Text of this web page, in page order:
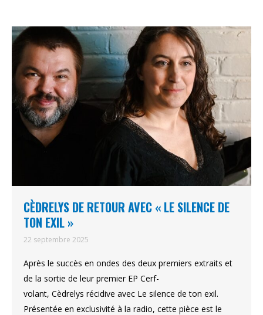
CÈDRELYS DE RETOUR AVEC « LE SILENCE DE
TON EXIL »
22 septembre 2025
Après le succès en ondes des deux premiers extraits et
de la sortie de leur premier EP Cerf-
volant, Cèdrelys récidive avec Le silence de ton exil.
Présentée en exclusivité à la radio, cette pièce est le